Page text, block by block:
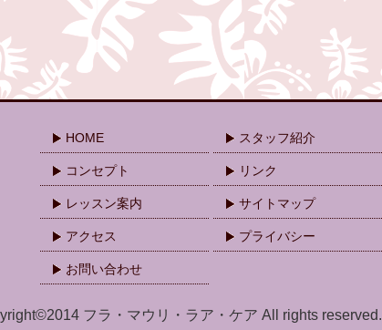
HOME
コンセプト
レッスン案内
アクセス
お問い合わせ
スタッフ紹介
リンク
サイトマップ
プライバシー
フラ・マウリ・ラア・ケア All rights reserved.